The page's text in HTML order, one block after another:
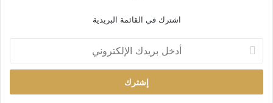
اشترك في القائمة البريدية
خ
ب